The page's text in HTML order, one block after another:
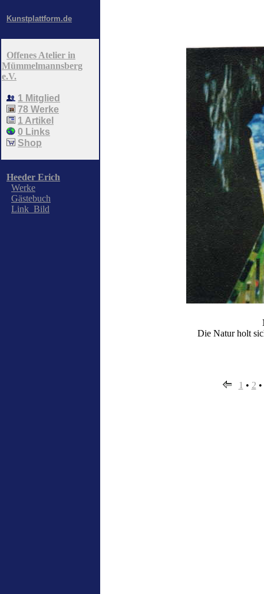
Kunstplattform.de
Offenes Atelier in
Mümmelmannsberg
e.V.
1 Mitglied
78 Werke
1 Artikel
0 Links
Shop
Heeder Erich
Werke
Gästebuch
Link_Bild
Die Natur holt
1 • 2 •